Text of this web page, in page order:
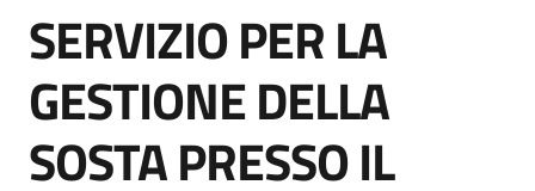
e
strumenti
acquisto
Salta al contenuto
SERVIZIO PER LA
GESTIONE DELLA
SOSTA PRESSO IL